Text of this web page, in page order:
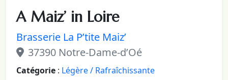
A Maiz’ in Loire
Brasserie La P’tite Maiz’
37390 Notre-Dame-d’Oé
Catégorie : Légère / Rafraîchissante